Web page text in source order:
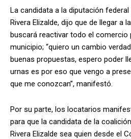
La candidata a la diputación
Rivera Elizalde, dijo que de llegar a
buscará reactivar todo el comercio
municipio; “quiero un cambio
buenas propuestas, espero poder
urnas es por eso que vengo a
que me conozcan”, manifestó.
Por su parte, los locatarios
para que la candidata de la
Rivera Elizalde sea quien desde el